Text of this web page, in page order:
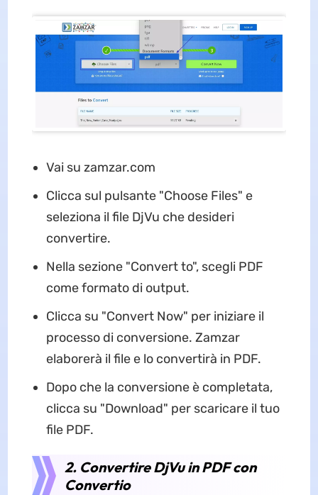
Vai su zamzar.com
Clicca sul pulsante "Choose Files" e
seleziona il file DjVu che desideri
convertire.
Nella sezione "Convert to", scegli PDF
come formato di output.
Clicca su "Convert Now" per iniziare il
processo di conversione. Zamzar
elaborerà il file e lo convertirà in PDF.
Dopo che la conversione è completata,
clicca su "Download" per scaricare il tuo
file PDF.
2. Convertire DjVu in PDF con
Convertio